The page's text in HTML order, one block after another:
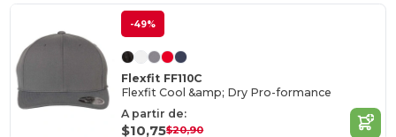
-49%
Flexfit FF110C
Flexfit Cool &amp; Dry Pro-formance
A partir de:
$10,75$20,90